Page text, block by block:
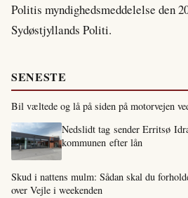
Politis myndighedsmeddelelse den
Sydøstjyllands Politi.
SENESTE
Bil væltede og lå på siden på motorvejen
Nedslidt tag sender Erritsø
kommunen efter lån
Skud i nattens mulm: Sådan skal du
over Vejle i weekenden